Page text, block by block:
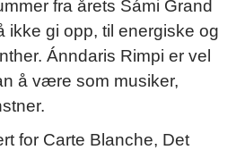
fra årets Sámi Grand
ikke gi opp, til energiske og
Ánndaris Rimpi er vel
å være som musiker,
for Carte Blanche, Det